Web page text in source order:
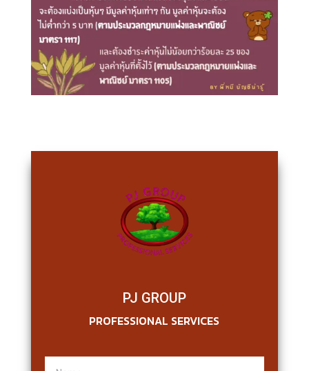
PJ GROUP
PROFESSIONAL SERVICES